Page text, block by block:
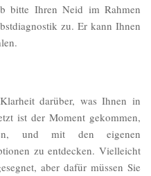
bitte Ihren Neid im Rahmen
zu. Er kann Ihnen
darüber, was Ihnen in
ist der Moment gekommen,
und mit den eigenen
zu entdecken. Vielleicht
aber dafür müssen Sie